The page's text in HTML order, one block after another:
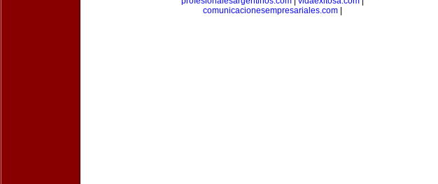
comunicacionesempresariales.com|